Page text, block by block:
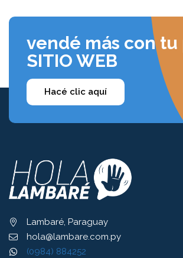
vendé más con
SITIO WEB
Hacé clic aquí
Lambaré, Paraguay
hola@lambare.com.py
(0984) 884252